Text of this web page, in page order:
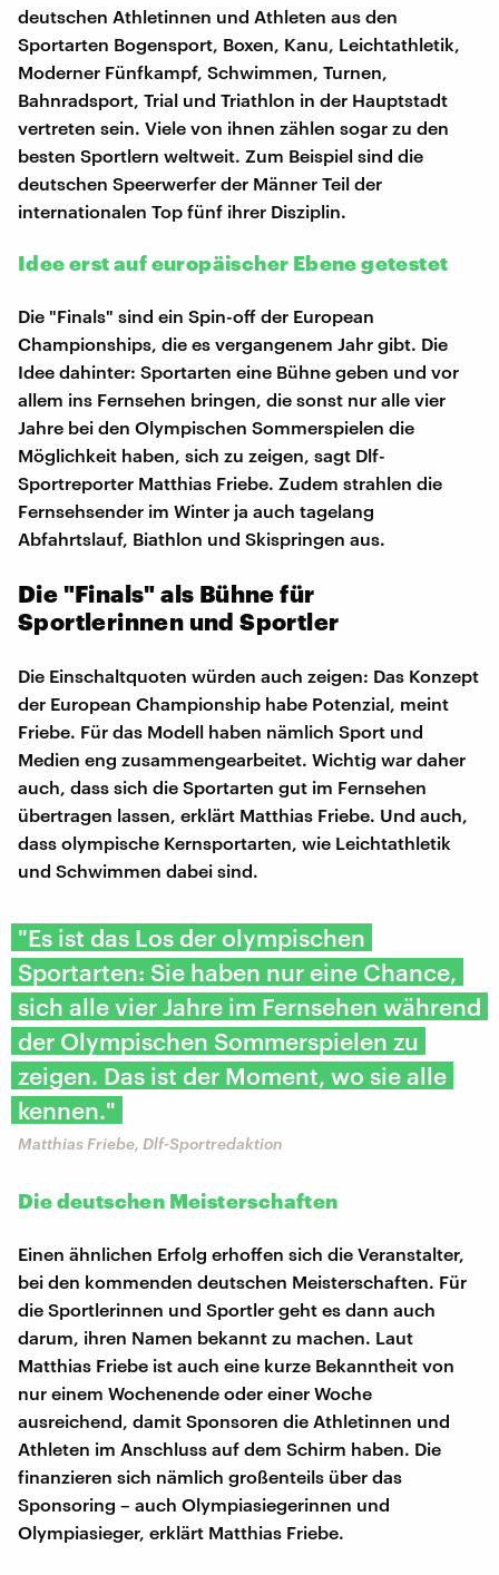
deutschen Athletinnen und Athleten aus den
Sportarten Bogensport, Boxen, Kanu, Leichtathletik,
Moderner Fünfkampf, Schwimmen, Turnen,
Bahnradsport, Trial und Triathlon in der Hauptstadt
vertreten sein. Viele von ihnen zählen sogar zu den
besten Sportlern weltweit. Zum Beispiel sind die
deutschen Speerwerfer der Männer Teil der
internationalen Top fünf ihrer Disziplin.
Idee erst auf europäischer Ebene getestet
Die "Finals" sind ein Spin-off der European
Championships, die es vergangenem Jahr gibt. Die
Idee dahinter: Sportarten eine Bühne geben und vor
allem ins Fernsehen bringen, die sonst nur alle vier
Jahre bei den Olympischen Sommerspielen die
Möglichkeit haben, sich zu zeigen, sagt Dlf-
Sportreporter Matthias Friebe. Zudem strahlen die
Fernsehsender im Winter ja auch tagelang
Abfahrtslauf, Biathlon und Skispringen aus.
Die "Finals" als Bühne für
Sportlerinnen und Sportler
Die Einschaltquoten würden auch zeigen: Das Konzept
der European Championship habe Potenzial, meint
Friebe. Für das Modell haben nämlich Sport und
Medien eng zusammengearbeitet. Wichtig war daher
auch, dass sich die Sportarten gut im Fernsehen
übertragen lassen, erklärt Matthias Friebe. Und auch,
dass olympische Kernsportarten, wie Leichtathletik
und Schwimmen dabei sind.
"Es ist das Los der olympischen
Sportarten: Sie haben nur eine Chance,
sich alle vier Jahre im Fernsehen während
der Olympischen Sommerspielen zu
zeigen. Das ist der Moment, wo sie alle
kennen."
Matthias Friebe, Dlf-Sportredaktion
Die deutschen Meisterschaften
Einen ähnlichen Erfolg erhoffen sich die Veranstalter,
bei den kommenden deutschen Meisterschaften. Für
die Sportlerinnen und Sportler geht es dann auch
darum, ihren Namen bekannt zu machen. Laut
Matthias Friebe ist auch eine kurze Bekanntheit von
nur einem Wochenende oder einer Woche
ausreichend, damit Sponsoren die Athletinnen und
Athleten im Anschluss auf dem Schirm haben. Die
finanzieren sich nämlich großenteils über das
Sponsoring – auch Olympiasiegerinnen und
Olympiasieger, erklärt Matthias Friebe.